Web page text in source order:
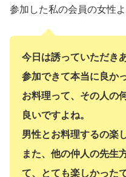
参加した私の会員の女性よ
今日は誘っていただき
参加できて本当に良か
お料理って、その人の
良いですよね。
男性とお料理するの楽
また、他の仲人の先生
て、とても楽しかったで